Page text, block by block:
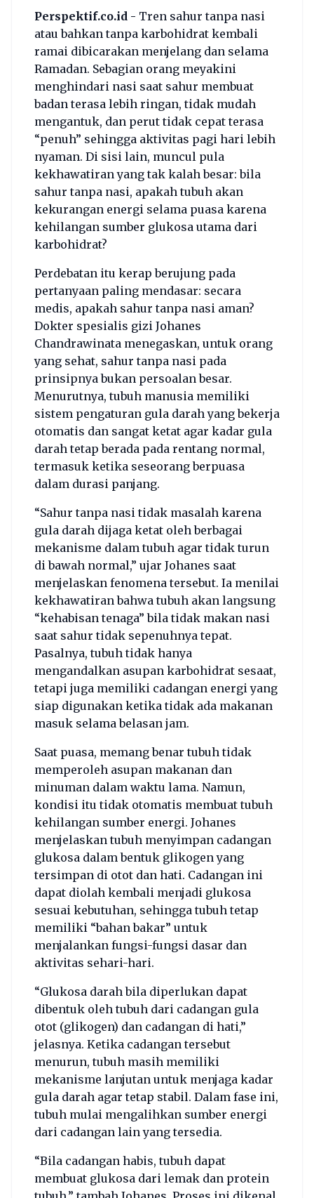
Perspektif.co.id - Tren sahur tanpa nasi
atau bahkan tanpa karbohidrat kembali
ramai dibicarakan menjelang dan selama
Ramadan. Sebagian orang meyakini
menghindari nasi saat sahur membuat
badan terasa lebih ringan, tidak mudah
mengantuk, dan perut tidak cepat terasa
“penuh” sehingga aktivitas pagi hari lebih
nyaman. Di sisi lain, muncul pula
kekhawatiran yang tak kalah besar: bila
sahur tanpa nasi, apakah tubuh akan
kekurangan energi selama puasa karena
kehilangan sumber glukosa utama dari
karbohidrat?
Perdebatan itu kerap berujung pada
pertanyaan paling mendasar: secara
medis, apakah sahur tanpa nasi aman?
Dokter spesialis gizi Johanes
Chandrawinata menegaskan, untuk orang
yang sehat, sahur tanpa nasi pada
prinsipnya bukan persoalan besar.
Menurutnya, tubuh manusia memiliki
sistem pengaturan gula darah yang bekerja
otomatis dan sangat ketat agar kadar gula
darah tetap berada pada rentang normal,
termasuk ketika seseorang berpuasa
dalam durasi panjang.
“Sahur tanpa nasi tidak masalah karena
gula darah dijaga ketat oleh berbagai
mekanisme dalam tubuh agar tidak turun
di bawah normal,” ujar Johanes saat
menjelaskan fenomena tersebut. Ia menilai
kekhawatiran bahwa tubuh akan langsung
“kehabisan tenaga” bila tidak makan nasi
saat sahur tidak sepenuhnya tepat.
Pasalnya, tubuh tidak hanya
mengandalkan asupan karbohidrat sesaat,
tetapi juga memiliki cadangan energi yang
siap digunakan ketika tidak ada makanan
masuk selama belasan jam.
Saat puasa, memang benar tubuh tidak
memperoleh asupan makanan dan
minuman dalam waktu lama. Namun,
kondisi itu tidak otomatis membuat tubuh
kehilangan sumber energi. Johanes
menjelaskan tubuh menyimpan cadangan
glukosa dalam bentuk glikogen yang
tersimpan di otot dan hati. Cadangan ini
dapat diolah kembali menjadi glukosa
sesuai kebutuhan, sehingga tubuh tetap
memiliki “bahan bakar” untuk
menjalankan fungsi-fungsi dasar dan
aktivitas sehari-hari.
“Glukosa darah bila diperlukan dapat
dibentuk oleh tubuh dari cadangan gula
otot (glikogen) dan cadangan di hati,”
jelasnya. Ketika cadangan tersebut
menurun, tubuh masih memiliki
mekanisme lanjutan untuk menjaga kadar
gula darah agar tetap stabil. Dalam fase ini,
tubuh mulai mengalihkan sumber energi
dari cadangan lain yang tersedia.
“Bila cadangan habis, tubuh dapat
membuat glukosa dari lemak dan protein